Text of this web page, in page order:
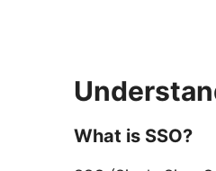
What is SSO?